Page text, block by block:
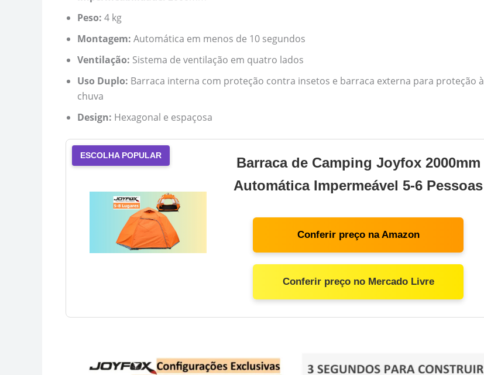
Peso: 4 kg
Montagem: Automática em menos de 10 segundos
Ventilação: Sistema de ventilação em quatro lados
Uso Duplo: Barraca interna com proteção contra insetos e barraca externa para proteção à
chuva
Design: Hexagonal e espaçosa
ESCOLHA POPULAR
Barraca de Camping Joyfox 2000mm
Automática Impermeável 5-6 Pessoas
Conferir preço na Amazon
Conferir preço no Mercado Livre